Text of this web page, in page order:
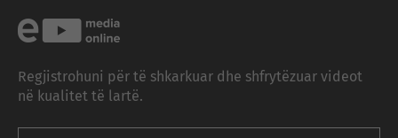
Regjistrohuni për të shkarkuar dhe shfrytëzuar videot
në kualitet të lartë.